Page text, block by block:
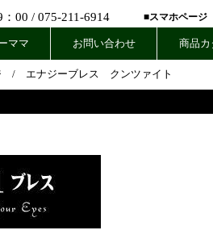
：00 / 075-211-6914 ■スマホページ
ママ お問い合わせ 商品カ
/ エナジーブレス クンツァイト